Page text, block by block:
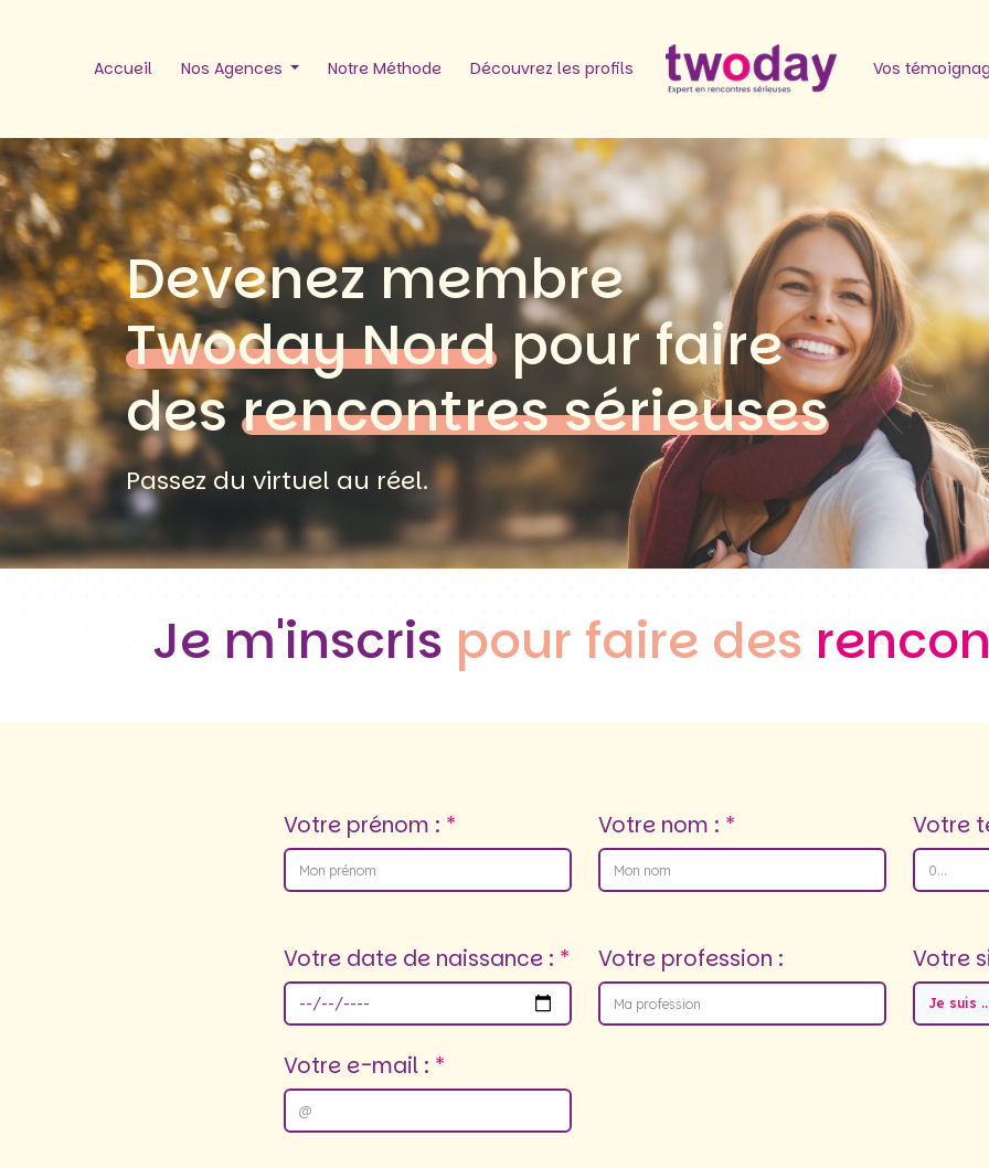
Accueil Nos Agences Notre Méthode Découvrez les profils Vos
Devenez membre
Twoday Nord pour faire
desrencontres sérieuses
Passez du virtuel au réel.
Je m'inscris pour faire des
Votre prénom : Votre nom : Votre
Votre date de naissance : Votre profession : Votre
Je suis
Votre e-mail :